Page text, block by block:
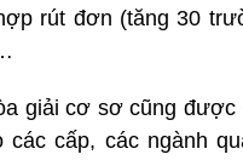
rút đơn (tăng 30
giải cơ sơ cũng được
các cấp, các ngành